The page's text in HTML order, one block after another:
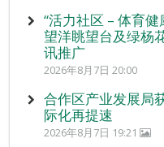
“活力社区 – 体育
望洋眺望台及绿杨
讯推广
2026年8月7日 20:00
合作区产业发展局
际化再提速
2026年8月7日 19:21